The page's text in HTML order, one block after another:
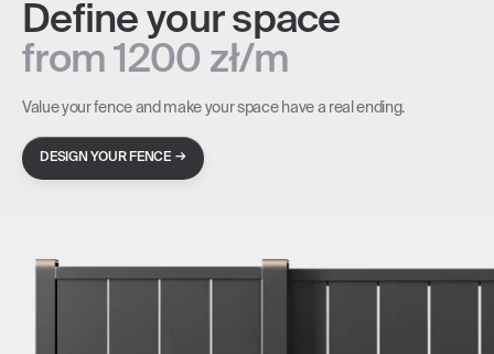
Define your space
from 1200 zł/m
Value your fence and make your space have a real ending.
DESIGN YOUR FENCE →